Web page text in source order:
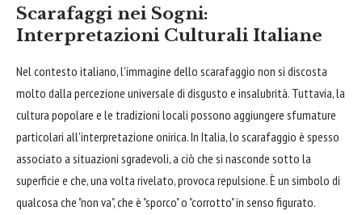
Scarafaggi nei Sogni:
Interpretazioni Culturali Italiane
Nel contesto italiano, l'immagine dello scarafaggio non si discosta
molto dalla percezione universale di disgusto e insalubrità. Tuttavia, la
cultura popolare e le tradizioni locali possono aggiungere sfumature
particolari all'interpretazione onirica. In Italia, lo scarafaggio è spesso
associato a situazioni sgradevoli, a ciò che si nasconde sotto la
superficie e che, una volta rivelato, provoca repulsione. È un simbolo di
qualcosa che "non va", che è "sporco" o "corrotto" in senso figurato.